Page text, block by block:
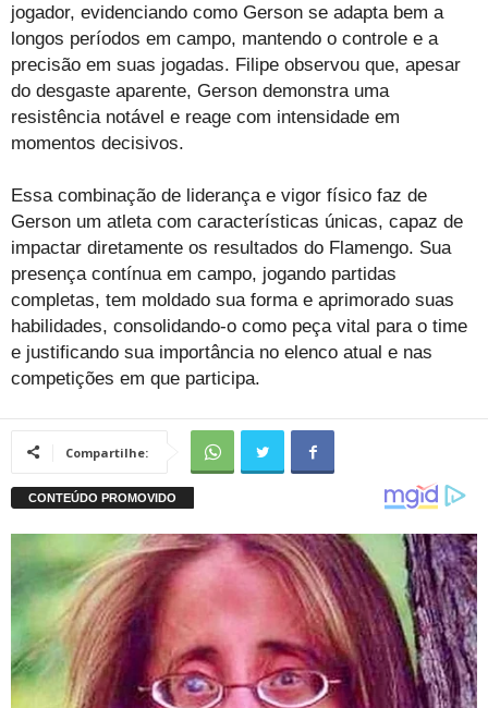
jogador, evidenciando como Gerson se adapta bem a
longos períodos em campo, mantendo o controle e a
precisão em suas jogadas. Filipe observou que, apesar
do desgaste aparente, Gerson demonstra uma
resistência notável e reage com intensidade em
momentos decisivos.
Essa combinação de liderança e vigor físico faz de
Gerson um atleta com características únicas, capaz de
impactar diretamente os resultados do Flamengo. Sua
presença contínua em campo, jogando partidas
completas, tem moldado sua forma e aprimorado suas
habilidades, consolidando-o como peça vital para o time
e justificando sua importância no elenco atual e nas
competições em que participa.
Compartilhe: